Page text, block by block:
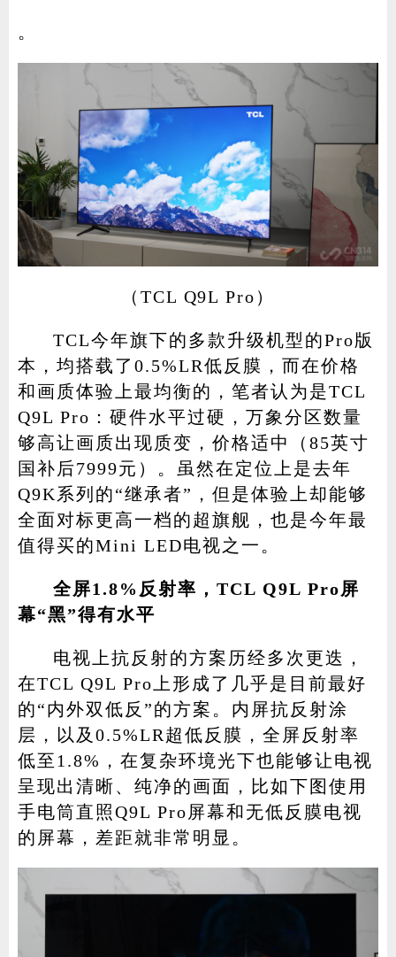
。
（TCL Q9L Pro）
TCL今年旗下的多款升级机型的Pro版
本，均搭载了0.5%LR低反膜，而在价格
和画质体验上最均衡的，笔者认为是TCL
Q9L Pro：硬件水平过硬，万象分区数量
够高让画质出现质变，价格适中（85英寸
国补后7999元）。虽然在定位上是去年
Q9K系列的“继承者”，但是体验上却能够
全面对标更高一档的超旗舰，也是今年最
值得买的Mini LED电视之一。
全屏1.8%反射率，TCL Q9L Pro屏
幕“黑”得有水平
电视上抗反射的方案历经多次更迭，
在TCL Q9L Pro上形成了几乎是目前最好
的“内外双低反”的方案。内屏抗反射涂
层，以及0.5%LR超低反膜，全屏反射率
低至1.8%，在复杂环境光下也能够让电视
呈现出清晰、纯净的画面，比如下图使用
手电筒直照Q9L Pro屏幕和无低反膜电视
的屏幕，差距就非常明显。